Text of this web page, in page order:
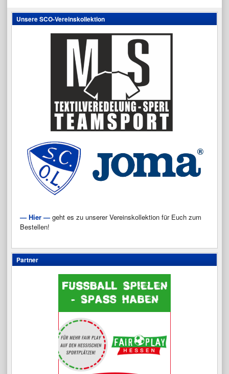
Unsere SCO-Vereinskollektion
— Hier — geht es zu unserer Vereinskollektion für Euch zum
Bestellen!
Partner